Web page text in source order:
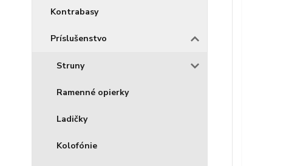
Kontrabasy
Príslušenstvo
Struny
Ramenné opierky
Ladičky
Kolofónie